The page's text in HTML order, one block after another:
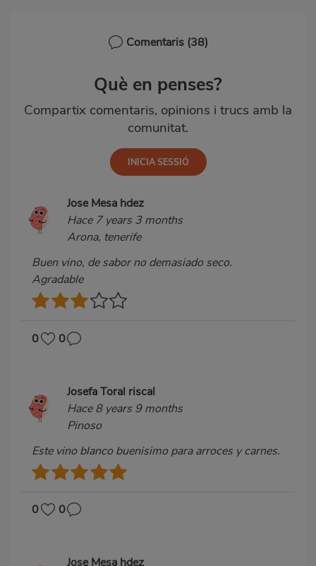
Comentaris (38)
Què en penses?
Compartix comentaris, opinions i trucs amb la
comunitat.
Jose Mesa hdez
Hace 7 years 3 months
Arona, tenerife
Buen vino, de sabor no demasiado seco.
Agradable
0 0
Josefa Toral riscal
Hace 8 years 9 months
Pinoso
Este vino blanco buenisimo para arroces y carnes.
0 0
Jose Mesa hdez